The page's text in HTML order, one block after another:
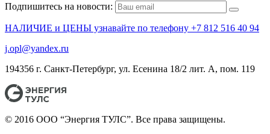
Подпишитесь на новости:
НАЛИЧИЕ и ЦЕНЫ узнавайте по телефону +7 812 516 40 94
j.opl@yandex.ru
194356 г. Санкт-Петербург, ул. Есенина 18/2 лит. А, пом. 119
© 2016 ООО “Энергия ТУЛС”. Все права защищены.